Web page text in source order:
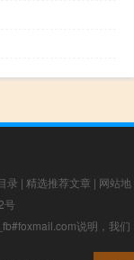
录 | 精选推荐文章 | 网站地
号
说明，我们